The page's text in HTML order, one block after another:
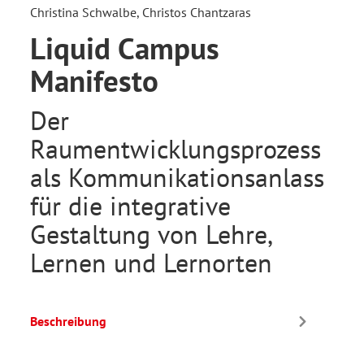
Christina Schwalbe, Christos Chantzaras
Liquid Campus
Manifesto
Der
Raumentwicklungsprozess
als Kommunikationsanlass
für die integrative
Gestaltung von Lehre,
Lernen und Lernorten
Beschreibung